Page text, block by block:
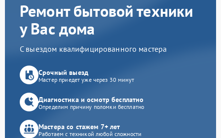
Ремонт бытовой техники
у Вас дома
С выездом квалифицированного мастера
Срочный выезд
Мастер приедет уже через 30 минут
Диагностика и осмотр бесплатно
Определим причину поломки бесплатно
Мастера со стажем 7+ лет
Работаем с техникой любой сложности